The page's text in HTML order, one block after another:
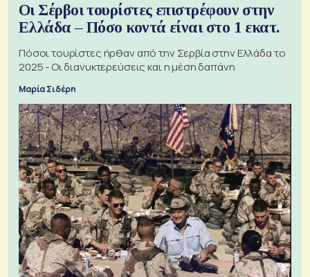
Οι Σέρβοι τουρίστες επιστρέφουν στην
Ελλάδα – Πόσο κοντά είναι στο 1 εκατ.
Πόσοι τουρίστες ήρθαν από την Σερβία στην Ελλάδα το
2025 - Οι διανυκτερεύσεις και η μέση δαπάνη
Μαρία Σιδέρη